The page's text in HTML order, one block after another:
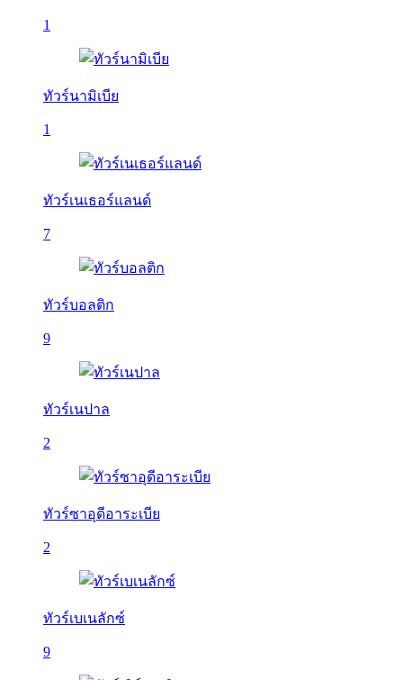
1
ทัวร์นามิเบีย
1
ทัวร์เนเธอร์แลนด์
7
ทัวร์บอลติก
9
ทัวร์เนปาล
2
ทัวร์ซาอุดีอาระเบีย
2
ทัวร์เบเนลักซ์
9